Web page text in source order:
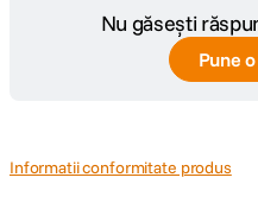
DETALII PRODUCATOR
Nu găsești
Pune
Informatii conformitate produs